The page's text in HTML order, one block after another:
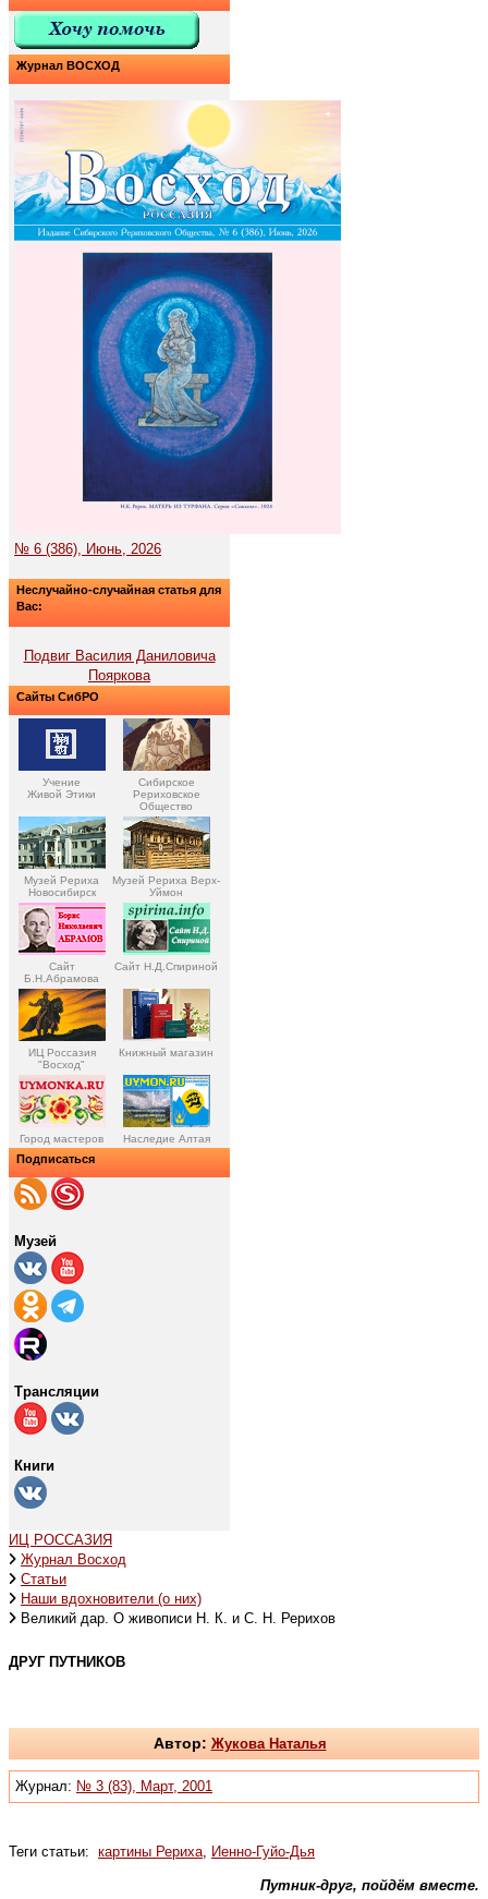
Журнал ВОСХОД
№ 6 (386), Июнь, 2026
Неслучайно-случайная статья для
Вас:
Подвиг Василия Даниловича
Пояркова
Сайты СибРО
Учение
Живой Этики
Сибирское
Рериховское
Общество
Музей Рериха
Новосибирск
Музей Рериха Верх-
Уймон
Сайт
Б.Н.Абрамова
Сайт Н.Д.Спириной
ИЦ Россазия
"Восход"
Книжный магазин
Город мастеров Наследие Алтая
Подписаться
Музей
Трансляции
Книги
ИЦ РОССАЗИЯ
Журнал Восход
Статьи
Наши вдохновители (о них)
Великий дар. О живописи Н. К. и С. Н. Рерихов
ДРУГ ПУТНИКОВ
Автор: Жукова Наталья
Журнал: № 3 (83), Март, 2001
Теги статьи: картины Рериха Иенно-Гуйо-Дья
Путник-друг, пойдём вместе.